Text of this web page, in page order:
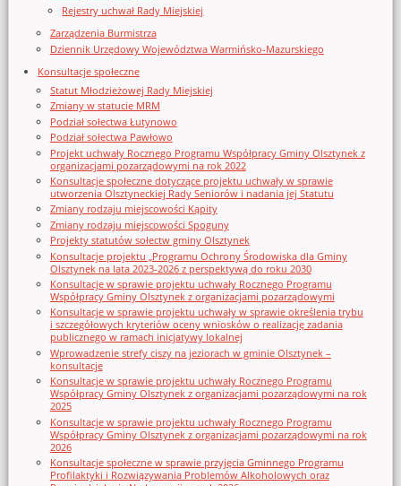
Rejestry uchwał Rady Miejskiej
Zarządzenia Burmistrza
Dziennik Urzędowy Województwa Warmińsko-Mazurskiego
Konsultacje społeczne
Statut Młodzieżowej Rady Miejskiej
Zmiany w statucie MRM
Podział sołectwa Łutynowo
Podział sołectwa Pawłowo
Projekt uchwały Rocznego Programu Współpracy Gminy Olsztynek z
organizacjami pozarządowymi na rok 2022
Konsultacje społeczne dotyczące projektu uchwały w sprawie
utworzenia Olsztyneckiej Rady Seniorów i nadania jej Statutu
Zmiany rodzaju miejscowości Kąpity
Zmiany rodzaju miejscowości Spoguny
Projekty statutów sołectw gminy Olsztynek
Konsultacje projektu „Programu Ochrony Środowiska dla Gminy
Olsztynek na lata 2023-2026 z perspektywą do roku 2030
Konsultacje w sprawie projektu uchwały Rocznego Programu
Współpracy Gminy Olsztynek z organizacjami pozarządowymi
Konsultacje w sprawie projektu uchwały w sprawie określenia trybu
i szczegółowych kryteriów oceny wniosków o realizację zadania
publicznego w ramach inicjatywy lokalnej
Wprowadzenie strefy ciszy na jeziorach w gminie Olsztynek –
konsultacje
Konsultacje w sprawie projektu uchwały Rocznego Programu
Współpracy Gminy Olsztynek z organizacjami pozarządowymi na rok
2025
Konsultacje w sprawie projektu uchwały Rocznego Programu
Współpracy Gminy Olsztynek z organizacjami pozarządowymi na rok
2026
Konsultacje społeczne w sprawie przyjęcia Gminnego Programu
Profilaktyki i Rozwiązywania Problemów Alkoholowych oraz